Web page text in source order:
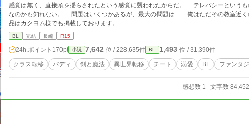
感覚は無く、直接頭を揺らされたという感覚に襲われたからだ。 テレパシーという
なのかも知れない。 問題はいくつかあるが、最大の問題は……俺はただその教室近くの廊下を歩いていただけという事だ。 ＊当作
品はカクヨム様でも掲載しております。
BL 完結 長編 R15
24h.ポイント 170pt 小説 7,642 位 / 228,635件 BL 1,493 位 / 31,390件
クラス転移 バディ 剣と魔法 異世界転移 チート 溺愛 BL ファンタ
感想数 1 文字数 84,452